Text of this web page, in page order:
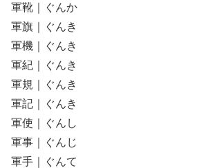
軍靴｜ぐんか
軍旗｜ぐんき
軍機｜ぐんき
軍紀｜ぐんき
軍規｜ぐんき
軍記｜ぐんき
軍使｜ぐんし
軍事｜ぐんじ
軍手｜ぐんて